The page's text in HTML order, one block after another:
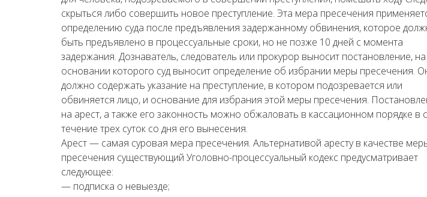
скрыться либо совершить новое преступление. Эта мера пресечения
определению суда после предъявления задержанному обвинения, которое
быть предъявлено в процессуальные сроки, но не позже 10 дней с момента
задержания. Дознаватель, следователь или прокурор выносит постановление, на
основании которого суд выносит определение об избрании меры пресечения.
должно содержать указание на преступление, в котором подозревается или
обвиняется лицо, и основание для избрания этой меры пресечения.
на арест, а также его законность можно обжаловать в кассационном порядке в
течение трех суток со дня его вынесения.
Арест — самая суровая мера пресечения. Альтернативой аресту в качестве
пресечения существующий Уголовно-процессуальный кодекс предусматривает
следующее:
— подписка о невыезде;